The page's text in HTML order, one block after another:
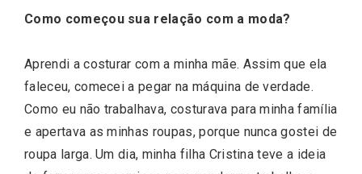
Como começou sua relação com a moda?
Aprendi a costurar com a minha mãe. Assim que ela
faleceu, comecei a pegar na máquina de verdade.
Como eu não trabalhava, costurava para minha família
e apertava as minhas roupas, porque nunca gostei de
roupa larga. Um dia, minha filha Cristina teve a ideia